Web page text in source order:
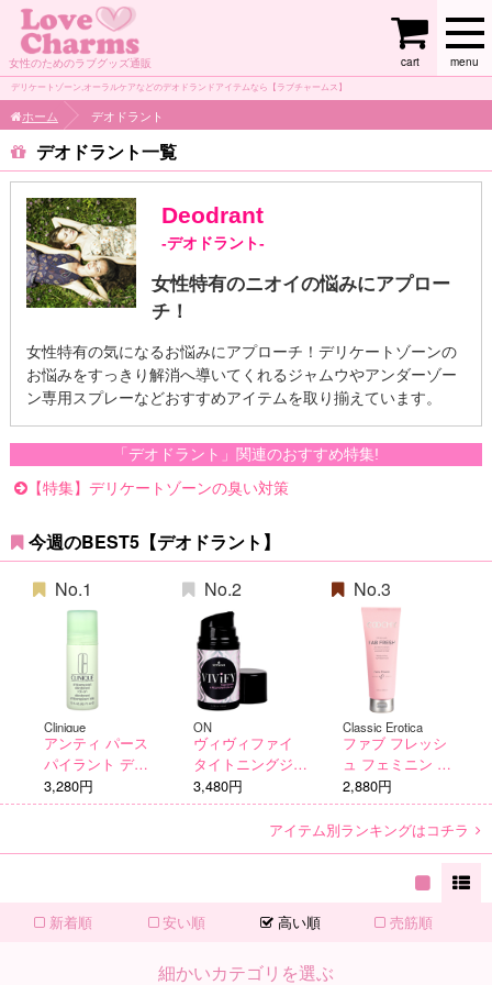
女性のためのラブグッズ通販 menu
cart
デリケートゾーン,オーラルケアなどのデオドランドアイテムなら【ラブチャームス】
ホーム デオドラント
デオドラント
Deodrant
-デオドラント-
女性特有のニオイの悩みにアプロー
チ！
女性特有の気になるお悩みにアプローチ！デリケートゾーンの
お悩みをすっきり解消へ導いてくれるジャムウやアンダーゾー
ン専用スプレーなどおすすめアイテムを取り揃えています。
「デオドラント」関連のおすすめ特集!
【特集】デリケートゾーンの臭い対策
今週のBEST5【デオドラント】
No.1
Clinique
アンティ パース
パイラント デオ
ドラント ロール
オン 75ml
3,280円
No.2
ON
ヴィヴィファイ
タイトニングジェ
ル
3,480円
No.3
Classic Erotica
ファブ フレッシ
ュ フェミニン ウ
ォッシュ
2,880円
アイテム別ランキングはコチラ
新着順 安い順 高い順 売筋順
細かいカテゴリを選ぶ